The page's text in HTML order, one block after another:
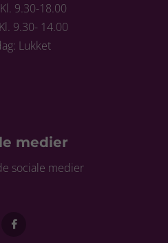
9.30-18.00
9.30- 14.00
Lukket
medier
sociale medier